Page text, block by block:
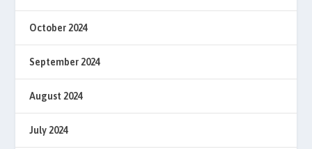
October 2024
September 2024
August 2024
July 2024